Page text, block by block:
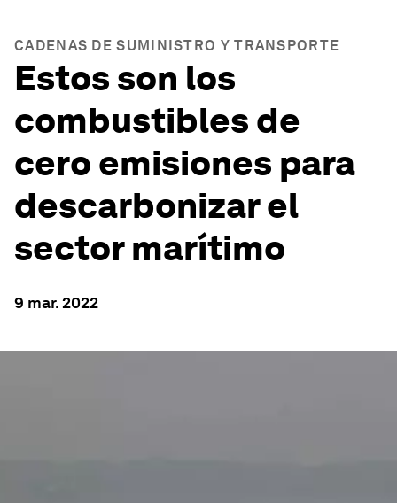
CADENAS DE SUMINISTRO Y TRANSPORTE
Estos son los
combustibles de
cero emisiones para
descarbonizar el
sector marítimo
9 mar. 2022